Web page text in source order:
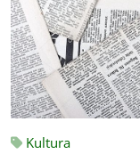
Kultura